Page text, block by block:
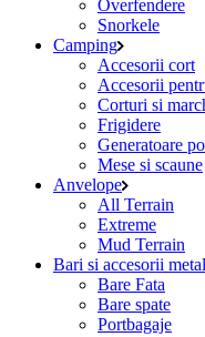
Overfendere
Snorkele
Camping
Accesorii cort
Accesorii
Corturi si
Frigidere
Generatoare
Mese si scaune
Anvelope
All Terrain
Extreme
Mud Terrain
Bari si accesorii
Bare Fata
Bare spate
Portbagaje